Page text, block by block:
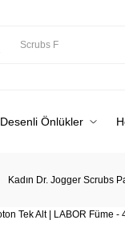
Desenli Önlükler
Kadın Dr. Jogger Scrubs